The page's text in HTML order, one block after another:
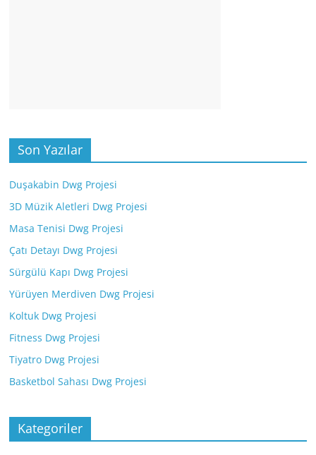
Son Yazılar
Duşakabin Dwg Projesi
3D Müzik Aletleri Dwg Projesi
Masa Tenisi Dwg Projesi
Çatı Detayı Dwg Projesi
Sürgülü Kapı Dwg Projesi
Yürüyen Merdiven Dwg Projesi
Koltuk Dwg Projesi
Fitness Dwg Projesi
Tiyatro Dwg Projesi
Basketbol Sahası Dwg Projesi
Kategoriler